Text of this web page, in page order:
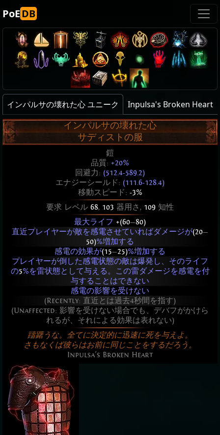
PoEDB
インパルサの壊れた心 ユニーク
Inpulsa's Broken Heart
インパルサの壊れた心
サディストの服
鎧
品質: +20%
回避力: (512.4-589.2)
エナジーシールド: (111.6-128.4)
移動スピード: -3%
要求 レベル 68, 103 器用さ, 109 知性
最大ライフ +(60—80)
直近プレイヤーが敵を感電させていればダメージが(20—
50)%増加する
感電の効果が(15—25)%増加する
プレイヤーが倒した感電状態の敵は爆発し、そのライフ
の5%を雷状態として与える。この雷ダメージを感電を付
与することはできない
感電の影響を受けない
(Recently: 直近とは過去4秒間を指す)
(Unaffected: 影響を受けない場合でも、デバフがかけら
れるが、それによる効果は表れない)
躊躇うな。全てに決定的に迅速に死を与えよ。
さもなくば彼らはお前に同じことをするだろう。
Inpulsa's Broken Heart